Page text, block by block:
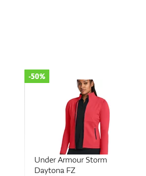
Under Armour Storm
Daytona Full-Zip